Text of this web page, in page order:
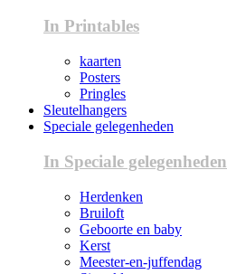
In Printables
kaarten
Posters
Pringles
Sleutelhangers
Speciale gelegenheden
In Speciale gelegenheden
Herdenken
Bruiloft
Geboorte en baby
Kerst
Meester-en-juffendag